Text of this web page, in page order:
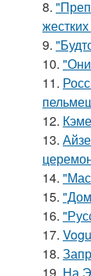
8.
9.
10.
11.
12.
13.
14.
15. "Дом
16.
17.
18.